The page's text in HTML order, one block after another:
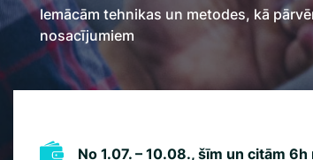
Mācības publiskā grupā
Iemācām tehnikas un metodes, kā
nosacījumiem
No 1.07. – 10.08., šīm un citām